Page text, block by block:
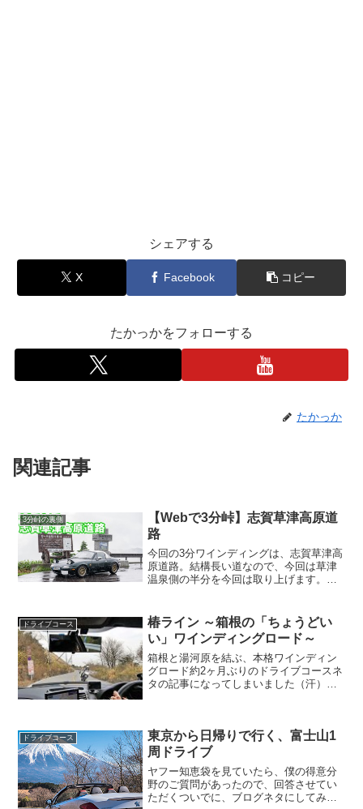
シェアする
X Facebook コピー
たかっかをフォローする
たかっか
関連記事
3分峠の裏側
【Webで3分峠】志賀草津高原道
路
今回の3分ワインディングは、志賀草津高
原道路。結構長い道なので、今回は草津
温泉側の半分を今回は取り上げます。志
にある渋峠は標高2172mあり、富士山五
合目が2400mで...
ドライブコース
椿ライン ～箱根の「ちょうどい
い」ワインディングロード～
箱根と湯河原を結ぶ、本格ワインディン
グロード約2ヶ月ぶりのドライブコースネ
タの記事になってしまいました（汗）今
海の5kmほど北に位...
ドライブコース
東京から日帰りで行く、富士山1
周ドライブ
ヤフー知恵袋を見ていたら、僕の得意分
野のご質問があったので、回答させてい
ただくついでに、ブログネタにしてみま